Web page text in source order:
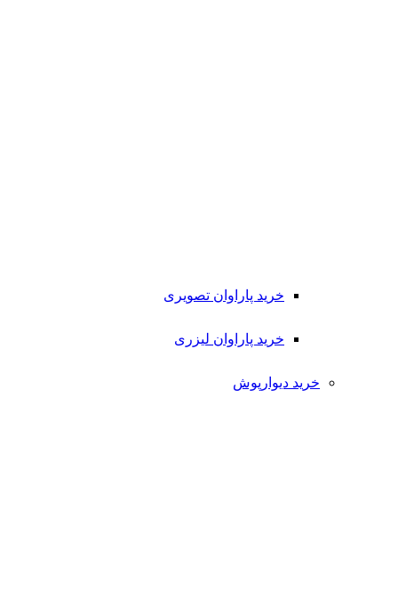
خرید پاراوان تصویری
خرید پاراوان لیزری
خرید دیوارپوش